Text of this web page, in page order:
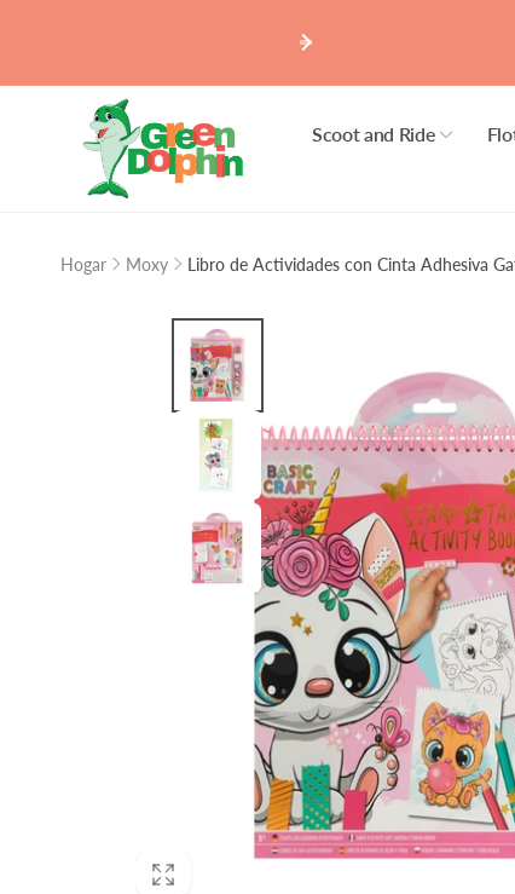
Scoot and Ride
Hogar Moxy
Libro de Actividades con Cinta Adhesiva
información
del producto
Chile
291
Chile